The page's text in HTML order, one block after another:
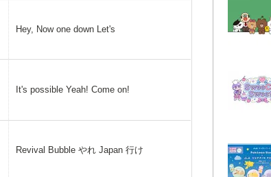
Hey, Now one down Let's
It's possible Yeah! Come on!
Revival Bubble やれ Japan 行け